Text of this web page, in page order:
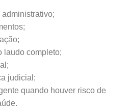
laudo completo;
judicial;
quando houver risco de